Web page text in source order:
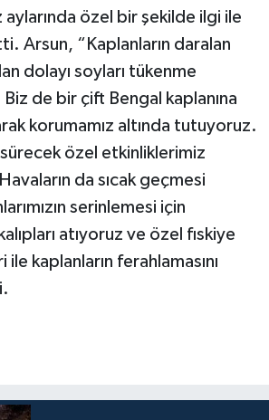
aylarında özel bir şekilde ilgi ile
Arsun, “Kaplanların daralan
dolayı soyları tükenme
de bir çift Bengal kaplanına
korumamız altında tutuyoruz.
özel etkinliklerimiz
da sıcak geçmesi
serinlemesi için
atıyoruz ve özel fıskiye
kaplanların ferahlamasını